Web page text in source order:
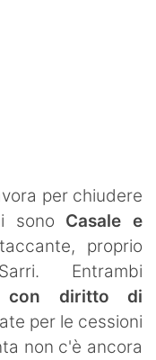
per chiudere
sono Casale e
proprio
Entrambi
con diritto di
per le cessioni
non c'è ancora